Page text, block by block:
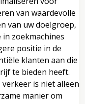
van waardevolle
van uw doelgroep,
zoekmachines
positie in de
klanten aan die
te bieden heeft.
is niet alleen
manier om